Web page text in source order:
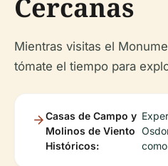
Cercanas
Mientras visitas el
tómate el tiempo para
Casas de Campo y
Molinos de Viento
Históricos: